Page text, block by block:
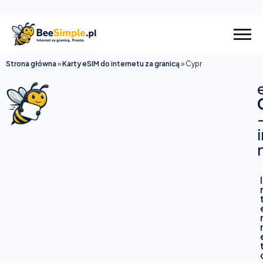
Strona główna»Karty eSIM do internetu za granicą» Cypr
I
r